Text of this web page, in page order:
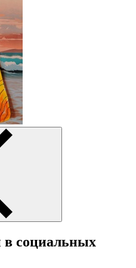
социальных